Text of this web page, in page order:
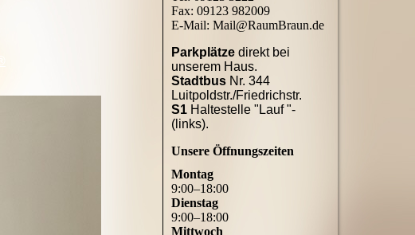
Fax: 09123 982009
E-Mail: Mail@RaumBraun.de
Parkplätze direkt bei
unserem Haus.
Stadtbus Nr. 344
Luitpoldstr./Friedrichstr.
S1 Haltestelle "Lauf "-
(links).
Unsere Öffnungszeiten
Montag
9:00–18:00
Dienstag
9:00–18:00
Mittwoch